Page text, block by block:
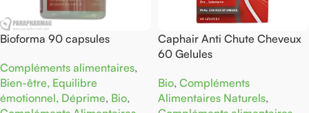
Bioforma 90 capsules
Compléments alimentaires,
Bien-être, Equilibre
émotionnel, Déprime, Bio,
Caphair Anti Chute Cheveux
60 Gelules
Bio, Compléments
Alimentaires Naturels,